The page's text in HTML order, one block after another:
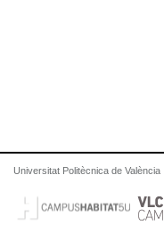
Universitat Politècnica de València